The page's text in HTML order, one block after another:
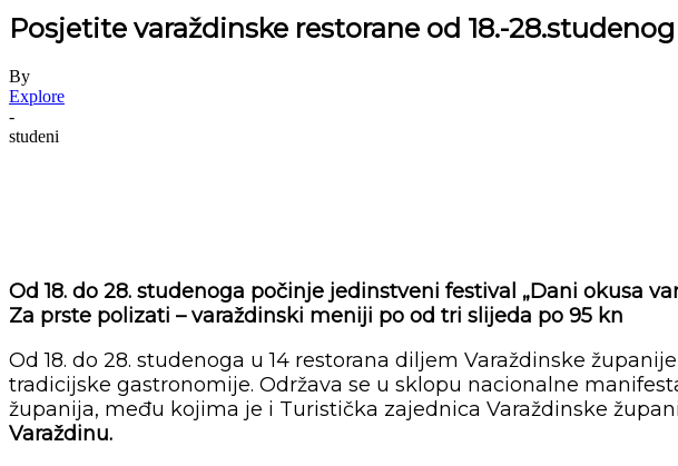
Posjetite varaždinske restorane od 18.-28.studenog
By
Explore
-
studeni
Od 18. do 28. studenoga počinje jedinstveni festival „Dani okusa
Za prste polizati – varaždinski meniji po od tri slijeda po 95 kn
Od 18. do 28. studenoga u 14 restorana diljem Varaždinske
tradicijske gastronomije. Održava se u sklopu nacionalne
županija, među kojima je i Turistička zajednica Varaždinske
Varaždinu.